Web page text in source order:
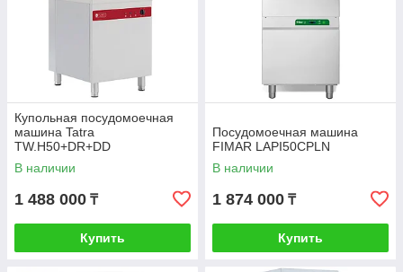
Купольная посудомоечная
машина Tatra
TW.H50+DR+DD
В наличии
1 488 000 ₸
Купить
Посудомоечная машина
FIMAR LAPI50CPLN
В наличии
1 874 000 ₸
Купить